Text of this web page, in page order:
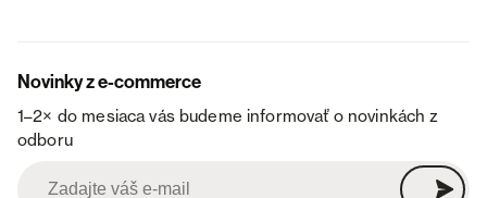
Novinky z e-commerce
1–2× do mesiaca vás budeme informovať o novinkách z
odboru